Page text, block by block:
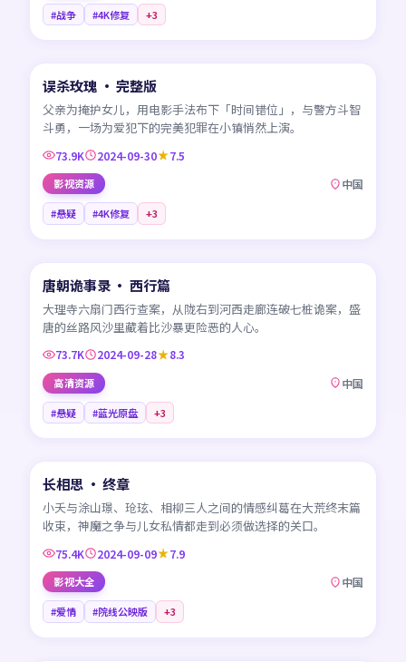
#战争 #4K修复 +3
CN
误杀玫瑰 · 完整版
父亲为掩护女儿，用电影手法布下「时间错位」，与警方斗智
斗勇，一场为爱犯下的完美犯罪在小镇悄然上演。
73.9K 2024-09-30 7.5
影视资源 中国
#悬疑 #4K修复 +3
CN
唐朝诡事录 · 西行篇
大理寺六扇门西行查案，从陇右到河西走廊连破七桩诡案，盛
唐的丝路风沙里藏着比沙暴更险恶的人心。
73.7K 2024-09-28 8.3
高清资源 中国
#悬疑 #蓝光原盘 +3
CN
长相思 · 终章
小夭与涂山璟、玱玹、相柳三人之间的情感纠葛在大荒终末篇
收束，神魔之争与儿女私情都走到必须做选择的关口。
75.4K 2024-09-09 7.9
影视大全 中国
#爱情 #院线公映版 +3